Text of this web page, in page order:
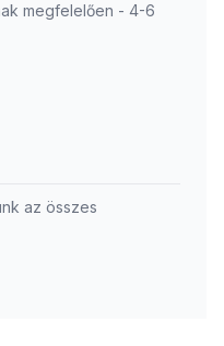
megfelelően - 4-6
az összes